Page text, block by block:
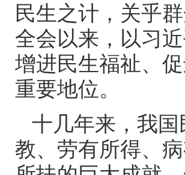
民生之计，关乎
全会以来，以习
增进民生福祉、
重要地位。
十几年来，我
教、劳有所得、